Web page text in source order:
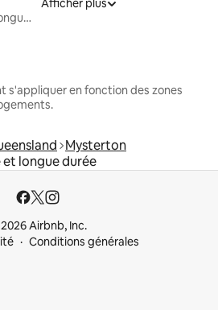
Locations moyenne et longue durée
Afficher plus
s'appliquer en fonction des zones
Mysterton
longue durée
Airbnb, Inc.
Conditions générales